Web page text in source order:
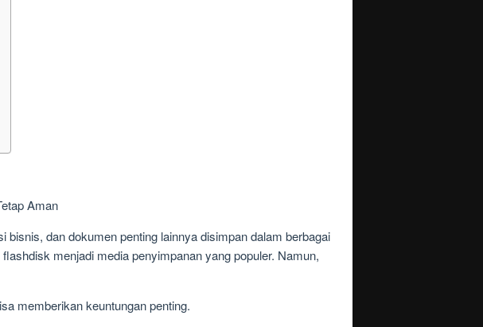
dan dokumen penting lainnya disimpan dalam berbagai
menjadi media penyimpanan yang populer. Namun,
memberikan keuntungan penting.